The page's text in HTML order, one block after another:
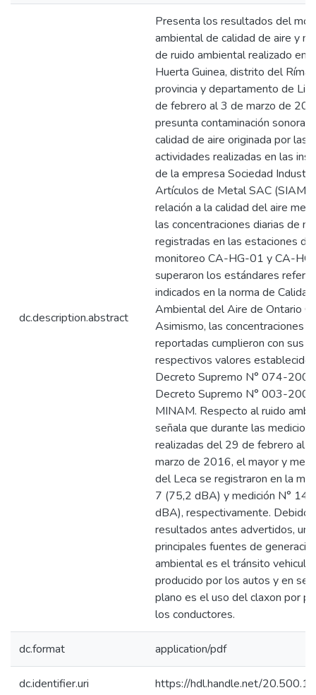
dc.description.abstract
Presenta los resultados del
ambiental de calidad de aire y
de ruido ambiental realizado en
Huerta Guinea, distrito del
provincia y departamento de
de febrero al 3 de marzo de
presunta contaminación sonora
calidad de aire originada por las
actividades realizadas en las
de la empresa Sociedad
Artículos de Metal SAC (SIAM
relación a la calidad del aire
las concentraciones diarias de
registradas en las estaciones de
monitoreo CA-HG-01 y CA-
superaron los estándares
indicados en la norma de Calidad
Ambiental del Aire de Ontario
Asimismo, las concentraciones
reportadas cumplieron con sus
respectivos valores
Decreto Supremo N° 074-
Decreto Supremo N° 003-
MINAM. Respecto al ruido
señala que durante las
realizadas del 29 de febrero al
marzo de 2016, el mayor y
del Leca se registraron en la
7 (75,2 dBA) y medición N° 14
dBA), respectivamente. Debido
resultados antes advertidos,
principales fuentes de
ambiental es el tránsito vehicular
producido por los autos y en
plano es el uso del claxon por
los conductores.
dc.format application/pdf
dc.identifier.uri https://hdl.handle.net/